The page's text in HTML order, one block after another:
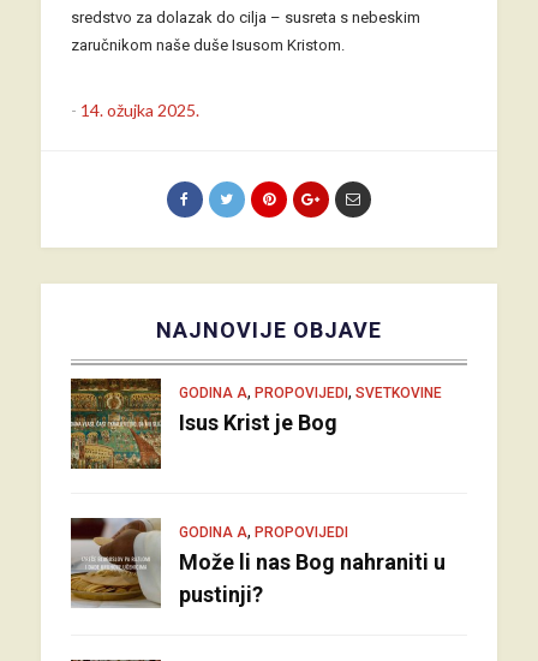
sredstvo za dolazak do cilja – susreta s nebeskim
zaručnikom naše duše Isusom Kristom.
- 14. ožujka 2025.
NAJNOVIJE OBJAVE
GODINA A, PROPOVIJEDI, SVETKOVINE
Isus Krist je Bog
GODINA A, PROPOVIJEDI
Može li nas Bog nahraniti u
pustinji?